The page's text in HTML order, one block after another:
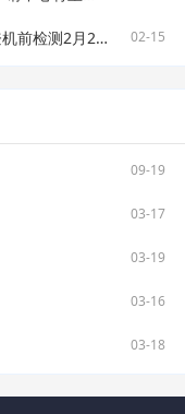
驻德国使馆：已接种疫苗赴华人员登机前检测2月21日起需执行新规 02-15
09-19
03-17
03-19
03-16
03-18